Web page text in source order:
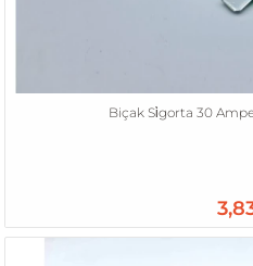
Biçak Si̇gorta 30